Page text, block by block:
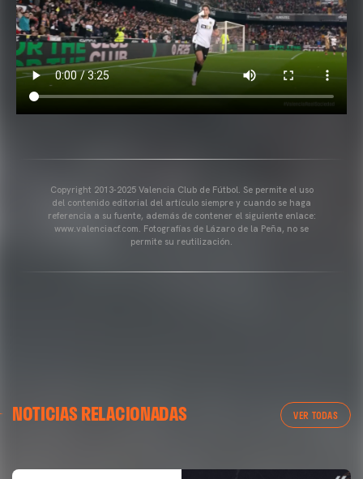
Copyright 2013-2025 Valencia Club de Fútbol. Se permite el uso
del contenido editorial del artículo siempre y cuando se haga
referencia a su fuente, además de contener el siguiente enlace:
www.valenciacf.com. Fotografías de Lázaro de la Peña, no se
permite su reutilización.
NOTICIAS RELACIONADAS VER TODAS
ENTRENAMIENTO DEL VALENCIA CF 04/03/26